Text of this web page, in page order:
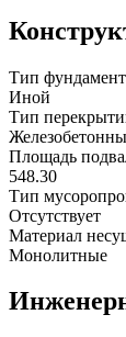
Тип
Иной
Тип
Площадь
548.30
Тип
Отсутствует
Материал
Монолитные